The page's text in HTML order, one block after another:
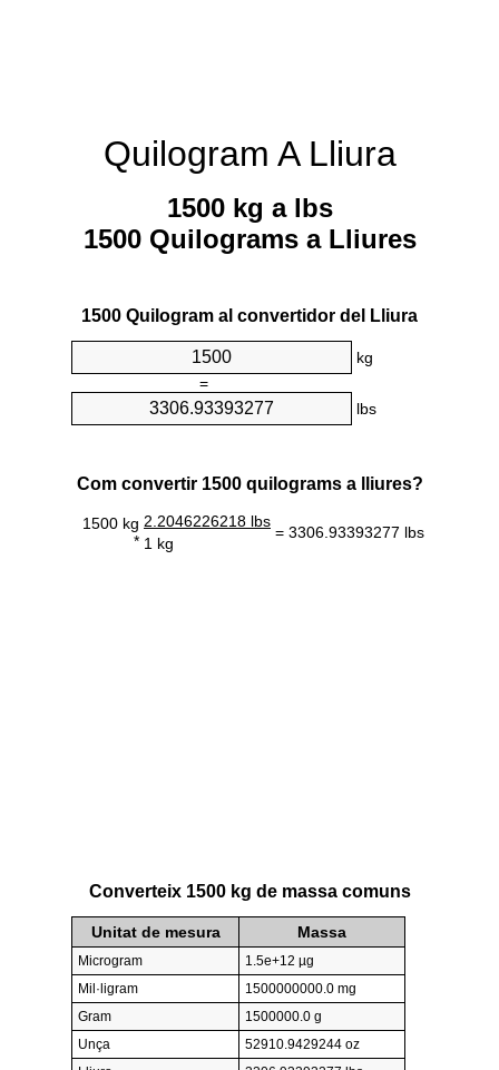
Quilogram A Lliura
1500 kg a lbs
1500 Quilograms a Lliures
1500 Quilogram al convertidor del Lliura
kg
=
lbs
Com convertir 1500 quilograms a lliures?
1500 kg
*
2.2046226218 lbs
= 3306.93393277 lbs
1 kg
Converteix 1500 kg de massa comuns
Unitat de mesura Massa
Microgram
1.5e+12 µg
Mil·ligram
1500000000.0 mg
Gram
1500000.0 g
Unça
52910.9429244 oz